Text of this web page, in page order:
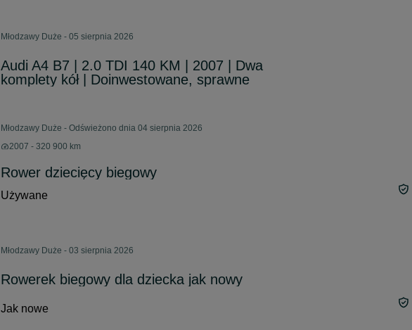
Młodzawy Duże - 05 sierpnia 2026
Audi A4 B7 | 2.0 TDI 140 KM | 2007 | Dwa
komplety kół | Doinwestowane, sprawne
Młodzawy Duże - Odświeżono dnia 04 sierpnia 2026
2007 - 320 900 km
Rower dziecięcy biegowy
Używane
Młodzawy Duże - 03 sierpnia 2026
Rowerek biegowy dla dziecka jak nowy
Jak nowe